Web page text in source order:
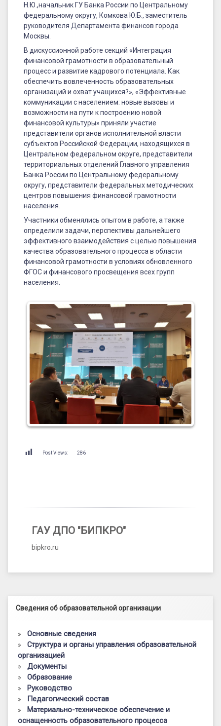
Н.Ю.,начальник ГУ Банка России по Центральному
федеральному округу, Комкова Ю.Б., заместитель
руководителя Департамента финансов города
Москвы.
В дискуссионной работе секций «Интеграция
финансовой грамотности в образовательный
процесс и развитие кадрового потенциала. Как
обеспечить вовлеченность образовательных
организаций и охват учащихся?», «Эффективные
коммуникации с населением: новые вызовы и
возможности на пути к построению новой
финансовой культуры» приняли участие
представители органов исполнительной власти
субъектов Российской Федерации, находящихся в
Центральном федеральном округе, представители
территориальных отделений Главного управления
Банка России по Центральному федеральному
округу, представители федеральных методических
центров повышения финансовой грамотности
населения.
Участники обменялись опытом в работе, а также
определили задачи, перспективы дальнейшего
эффективного взаимодействия с целью повышения
качества образовательного процесса в области
финансовой грамотности в условиях обновленного
ФГОС и финансового просвещения всех групп
населения.
Post Views: 286
ГАУ ДПО "БИПКРО"
bipkro.ru
Левый сайдбар
Сведения об образовательной организации
Основные сведения
Структура и органы управления образовательной
организацией
Документы
Образование
Руководство
Педагогический состав
Материально-техническое обеспечение и
оснащенность образовательного процесса